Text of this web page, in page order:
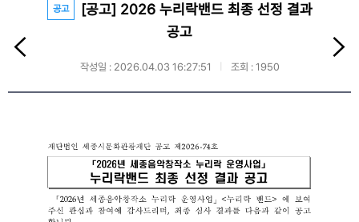
공고
[공고] 2026 누리락밴드 최종 선정 결과
공고
작성일 : 2026.04.03 16:27:51 조회 : 1950